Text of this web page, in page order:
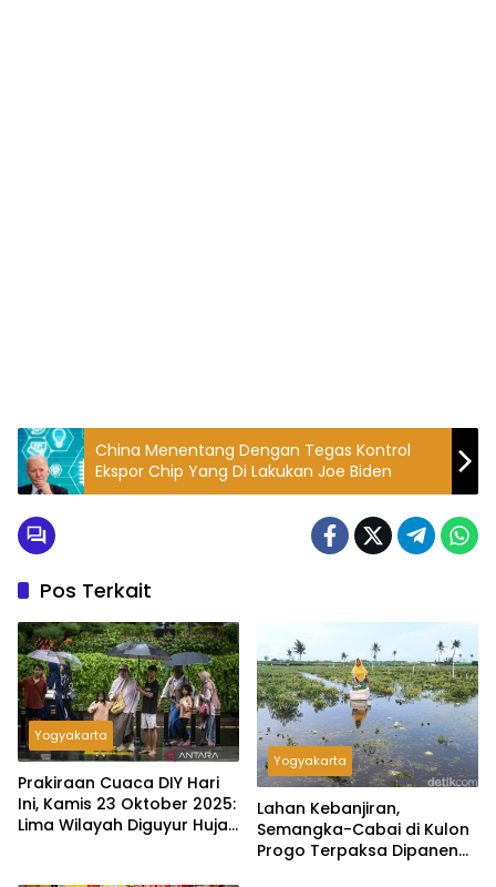
China Menentang Dengan Tegas Kontrol
Ekspor Chip Yang Di Lakukan Joe Biden
Pos Terkait
Yogyakarta
Prakiraan Cuaca DIY Hari
Ini, Kamis 23 Oktober 2025:
Lima Wilayah Diguyur Hujan
Yogyakarta
Lahan Kebanjiran,
Semangka-Cabai di Kulon
Progo Terpaksa Dipanen